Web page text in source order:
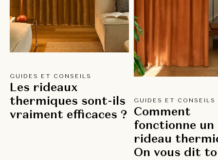
GUIDES ET CONSEILS
Les rideaux
thermiques sont-ils
vraiment efficaces ?
GUIDES ET CONSEILS
Comment
fonctionne un
rideau
On vous dit